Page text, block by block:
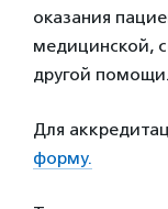
оказания
медицинской,
другой помощи.
Для
форму.